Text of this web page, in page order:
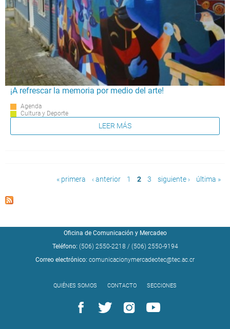
¡A refrescar la memoria por medio del arte!
Agenda
Cultura y Deporte
LEER MÁS
« primera ‹ anterior 1 2 3 siguiente › última »
Oficina de Comunicación y Mercadeo
Teléfono: (506) 2550-2218 / (506) 2550-9194
Correo electrónico: comunicacionymercadeotec@tec.ac.cr
QUIÉNES SOMOS CONTACTO SECCIONES